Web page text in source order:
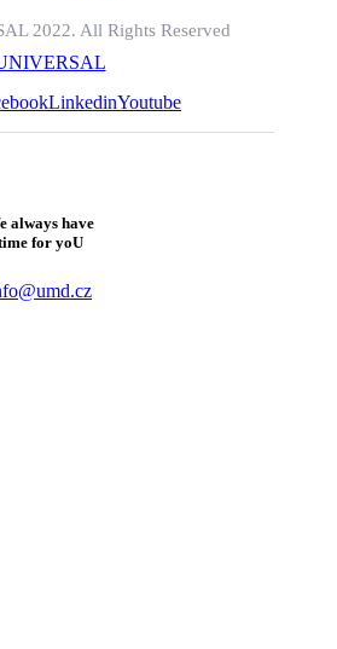
2022. All Rights Reserved
LinkedinYoutube
always have
for yoU